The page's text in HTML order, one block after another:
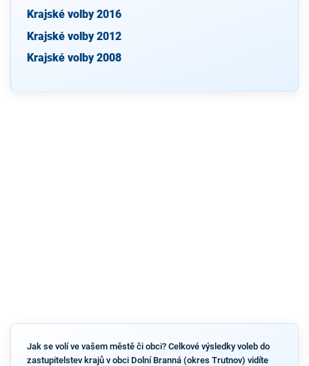
Krajské volby 2016
Krajské volby 2012
Krajské volby 2008
Jak se volí ve vašem městě či obci? Celkové výsledky voleb do
zastupitelstev krajů v obci Dolní Branná (okres Trutnov) vidíte